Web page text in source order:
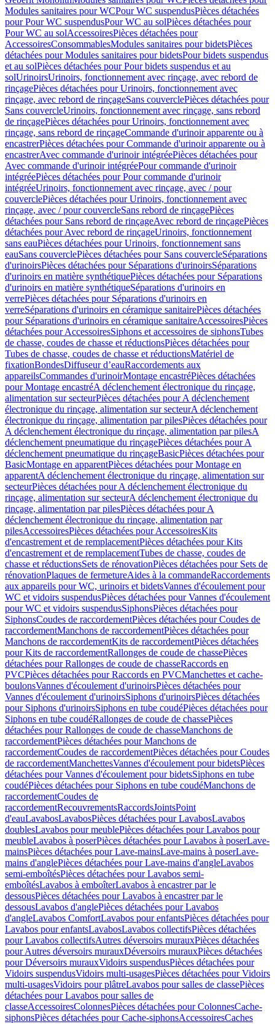
Modules sanitaires pour WCPour WC suspendusPièces détachées
pour Pour WC suspendusPour WC au solPièces détachées pour
Pour WC au solAccessoiresPièces détachées pour
AccessoiresConsommablesModules sanitaires pour bidetsPièces
détachées pour Modules sanitaires pour bidetsPour bidets suspendus
et au solPièces détachées pour Pour bidets suspendus et au
solUrinoirsUrinoirs, fonctionnement avec rinçage, avec rebord de
rinçagePièces détachées pour Urinoirs, fonctionnement avec
rinçage, avec rebord de rinçageSans couverclePièces détachées pour
Sans couvercleUrinoirs, fonctionnement avec rinçage, sans rebord
de rinçagePièces détachées pour Urinoirs, fonctionnement avec
rinçage, sans rebord de rinçageCommande d'urinoir apparente ou à
encastrerPièces détachées pour Commande d'urinoir apparente ou à
encastrerAvec commande d'urinoir intégréePièces détachées pour
Avec commande d'urinoir intégréePour commande d'urinoir
intégréePièces détachées pour Pour commande d'urinoir
intégréeUrinoirs, fonctionnement avec rinçage, avec / pour
couverclePièces détachées pour Urinoirs, fonctionnement avec
rinçage, avec / pour couvercleSans rebord de rinçagePièces
détachées pour Sans rebord de rinçageAvec rebord de rinçagePièces
détachées pour Avec rebord de rinçageUrinoirs, fonctionnement
sans eauPièces détachées pour Urinoirs, fonctionnement sans
eauSans couverclePièces détachées pour Sans couvercleSéparations
d'urinoirsPièces détachées pour Séparations d'urinoirsSéparations
d'urinoirs en matière synthétiquePièces détachées pour Séparations
d'urinoirs en matière synthétiqueSéparations d'urinoirs en
verrePièces détachées pour Séparations d'urinoirs en
verreSéparations d'urinoirs en céramique sanitairePièces détachées
pour Séparations d'urinoirs en céramique sanitaireAccessoiresPièces
détachées pour AccessoiresSiphons et accessoires de siphonsTubes
de chasse, coudes de chasse et réductionsPièces détachées pour
Tubes de chasse, coudes de chasse et réductionsMatériel de
fixationBondesDiffuseur d’eauRaccordements aux
appareilsCommandes d'urinoirMontage encastréPièces détachées
pour Montage encastréA déclenchement électronique du rinçage,
alimentation sur secteurPièces détachées pour A déclenchement
électronique du rinçage, alimentation sur secteurA déclenchement
électronique du rinçage, alimentation par pilesPièces détachées pour
A déclenchement électronique du rinçage, alimentation par pilesA
déclenchement pneumatique du rinçagePièces détachées pour A
déclenchement pneumatique du rinçageBasicPièces détachées pour
BasicMontage en apparentPièces détachées pour Montage en
apparentA déclenchement électronique du rinçage, alimentation sur
secteurPièces détachées pour A déclenchement électronique du
rinçage, alimentation sur secteurA déclenchement électronique du
rinçage, alimentation par pilesPièces détachées pour A
déclenchement électronique du rinçage, alimentation par
pilesAccessoiresPièces détachées pour AccessoiresKits
d'encastrement et de remplacementPièces détachées pour Kits
d'encastrement et de remplacementTubes de chasse, coudes de
chasse et réductionsSets de rénovationPièces détachées pour Sets de
rénovationPlaques de fermetureAides à la commandeRaccordements
aux appareils pour WC, urinoirs et bidetsVannes d'écoulement pour
WC et vidoirs suspendusPièces détachées pour Vannes d'écoulement
pour WC et vidoirs suspendusSiphonsPièces détachées pour
SiphonsCoudes de raccordementPièces détachées pour Coudes de
raccordementManchons de raccordementPièces détachées pour
Manchons de raccordementKits de raccordementPièces détachées
pour Kits de raccordementRallonges de coude de chassePièces
détachées pour Rallonges de coude de chasseRaccords en
PVCPièces détachées pour Raccords en PVCManchettes et cache-
boulonsVannes d'écoulement d'urinoirsPièces détachées pour
Vannes d'écoulement d'urinoirsSiphons d'urinoirsPièces détachées
pour Siphons d'urinoirsSiphons en tube coudéPièces détachées pour
Siphons en tube coudéRallonges de coude de chassePièces
détachées pour Rallonges de coude de chasseManchons de
raccordementPièces détachées pour Manchons de
raccordementCoudes de raccordementPièces détachées pour Coudes
de raccordementManchettesVannes d'écoulement pour bidetsPièces
détachées pour Vannes d'écoulement pour bidetsSiphons en tube
coudéPièces détachées pour Siphons en tube coudéManchons de
raccordementCoudes de
raccordementRecouvrementsRaccordsJointsPoint
d'eauLavabosLavabosPièces détachées pour LavabosLavabos
doublesLavabos pour meublePièces détachées pour Lavabos pour
meubleLavabos à poserPièces détachées pour Lavabos à poserLave-
mainsPièces détachées pour Lave-mainsLave-mains à poserLave-
mains d'anglePièces détachées pour Lave-mains d'angleLavabos
semi-emboîtésPièces détachées pour Lavabos semi-
emboîtésLavabos à emboîterLavabos à encastrer par le
dessousPièces détachées pour Lavabos à encastrer par le
dessousLavabos d'anglePièces détachées pour Lavabos
d'angleLavabos ComfortLavabos pour enfantsPièces détachées pour
Lavabos pour enfantsLavabosLavabos collectifsPièces détachées
pour Lavabos collectifsAutres déversoirs murauxPièces détachées
pour Autres déversoirs murauxDéversoirs murauxPièces détachées
pour Déversoirs murauxVidoirs suspendusPièces détachées pour
Vidoirs suspendusVidoirs multi-usagesPièces détachées pour Vidoirs
multi-usagesVidoirs pour plâtreLavabos pour salles de classePièces
détachées pour Lavabos pour salles de
classeAccessoiresColonnesPièces détachées pour ColonnesCache-
siphonsPièces détachées pour Cache-siphonsAccessoiresCaches